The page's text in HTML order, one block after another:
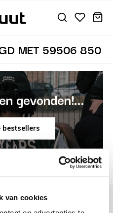
van cookies
MET 59506 850
gevonden!...
bestsellers